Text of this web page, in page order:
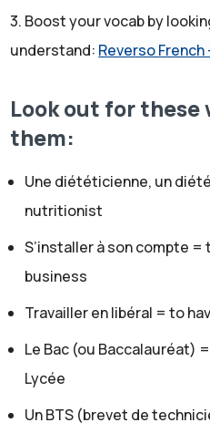
compte, ça veut dire que tu
pour toi. C'est ça? Tu n'as
Gaelle:
Très bien. Et donc on dit "en
Clémence:
Oui
Gaelle:
Très bien. Mais donc avant
diététicienne, mais pour
Clémence:
Exactement, oui, dans des
3. Boost your vocab by
understand: Reverso
Look out for these
them:
Une diététicienne, un
nutritionist
S’installer à son compte
business
Travailler en libéral = to
Le Bac (ou Baccalauréat)
Lycée
Un BTS (brevet de